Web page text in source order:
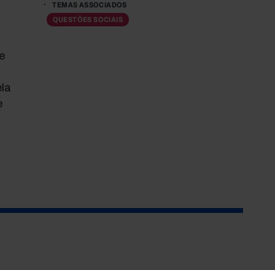
TEMAS ASSOCIADOS
QUESTÕES SOCIAIS